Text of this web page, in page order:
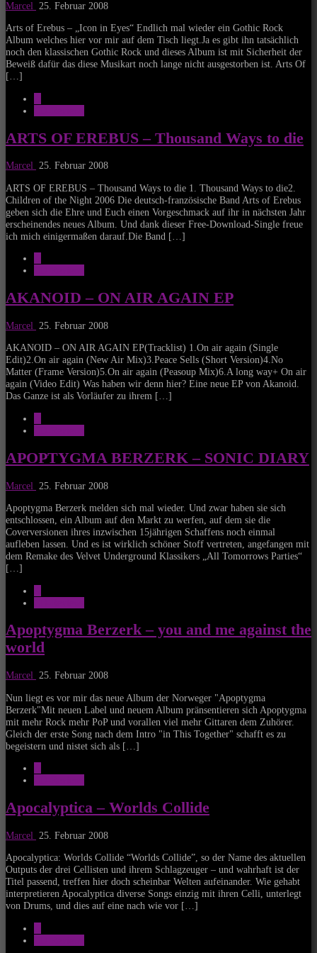
Marcel
25. Februar 2008
Arts of Erebus – „Icon in Eyes“ Endlich mal wieder ein Gothic Rock
Album welches hier vor mir auf dem Tisch liegt.Ja es gibt ihn tatsächlich
noch den klassischen Gothic Rock und dieses Album ist mit Sicherheit der
Beweiß dafür das diese Musikart noch lange nicht ausgestorben ist. Arts Of
[…]
ARTS OF EREBUS – Thousand Ways to die
Marcel 25. Februar 2008
ARTS OF EREBUS – Thousand Ways to die 1. Thousand Ways to die2.
Children of the Night 2006 Die deutsch-französische Band Arts of Erebus
geben sich die Ehre und Euch einen Vorgeschmack auf ihr in nächsten Jahr
erscheinendes neues Album. Und dank dieser Free-Download-Single freue
ich mich einigermaßen darauf.Die Band […]
AKANOID – ON AIR AGAIN EP
Marcel
25. Februar 2008
AKANOID – ON AIR AGAIN EP(Tracklist) 1.On air again (Single
Edit)2.On air again (New Air Mix)3.Peace Sells (Short Version)4.No
Matter (Frame Version)5.On air again (Peasoup Mix)6.A long way+ On air
again (Video Edit) Was haben wir denn hier? Eine neue EP von Akanoid.
Das Ganze ist als Vorläufer zu ihrem […]
APOPTYGMA BERZERK – SONIC DIARY
Marcel
25. Februar 2008
Apoptygma Berzerk melden sich mal wieder. Und zwar haben sie sich
entschlossen, ein Album auf den Markt zu werfen, auf dem sie die
Coverversionen ihres inzwischen 15jährigen Schaffens noch einmal
aufleben lassen. Und es ist wirklich schöner Stoff vertreten, angefangen mit
dem Remake des Velvet Underground Klassikers „All Tomorrows Parties“
[…]
Apoptygma Berzerk – you and me against the
world
Marcel 25. Februar 2008
Nun liegt es vor mir das neue Album der Norweger "Apoptygma
Berzerk"Mit neuen Label und neuem Album pränsentieren sich Apoptygma
mit mehr Rock mehr PoP und vorallen viel mehr Gittaren dem Zuhörer.
Gleich der erste Song nach dem Intro "in This Together" schafft es zu
begeistern und nistet sich als […]
Apocalyptica – Worlds Collide
Marcel
25. Februar 2008
Apocalyptica: Worlds Collide “Worlds Collide”, so der Name des aktuellen
Outputs der drei Cellisten und ihrem Schlagzeuger – und wahrhaft ist der
Titel passend, treffen hier doch scheinbar Welten aufeinander. Wie gehabt
interpretieren Apocalyptica diverse Songs einzig mit ihren Celli, unterlegt
von Drums, und dies auf eine nach wie vor […]